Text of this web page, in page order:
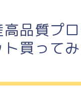
品質プ
買って